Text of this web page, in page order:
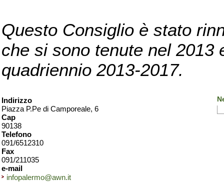
Questo Consiglio è stato
che si sono tenute nel 2013
quadriennio 2013-2017.
Indirizzo
Piazza P.Pe di Camporeale, 6
Cap
90138
Telefono
091/6512310
Fax
091/211035
e-mail
infopalermo@awn.it